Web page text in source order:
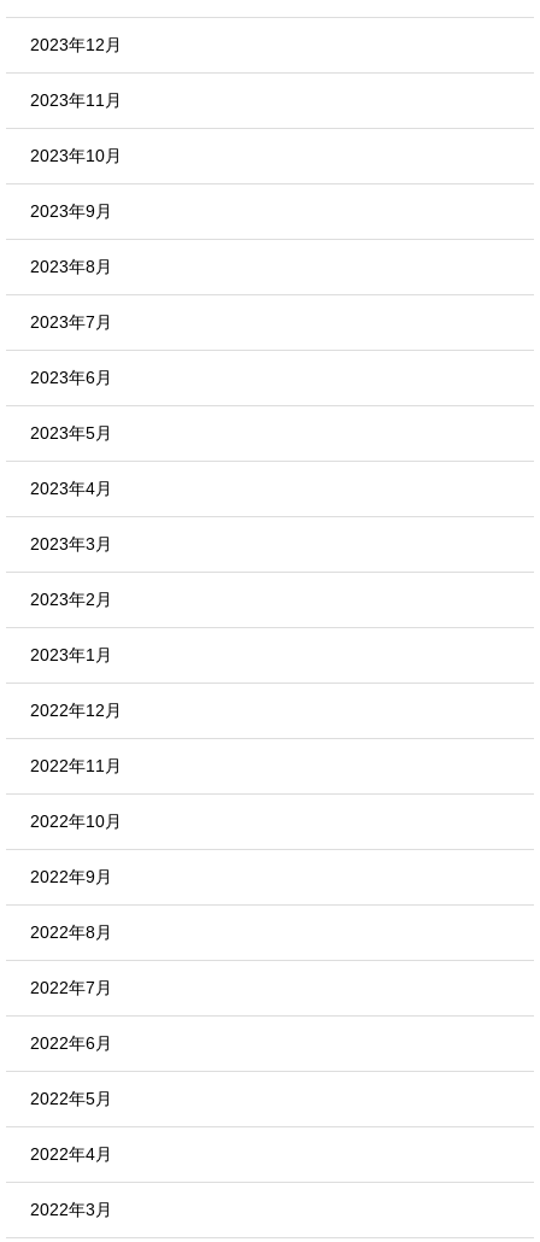
2023年12月
2023年11月
2023年10月
2023年9月
2023年8月
2023年7月
2023年6月
2023年5月
2023年4月
2023年3月
2023年2月
2023年1月
2022年12月
2022年11月
2022年10月
2022年9月
2022年8月
2022年7月
2022年6月
2022年5月
2022年4月
2022年3月